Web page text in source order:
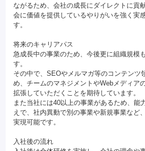
ながるため、会社の成長にダイレクトに貢
会に価値を提供しているやりがいを強く実
す。
将来のキャリアパス
急成長中の事業のため、今後更に組織規模
す。
その中で、SEOやメルマガ等のコンテンツ
め、チームのマネジメントやWebメディア
拡張していただくことを期待しています。
また当社には40以上の事業があるため、能
えで、社内異動で別の事業や新規事業など
実現可能です。
入社後の流れ